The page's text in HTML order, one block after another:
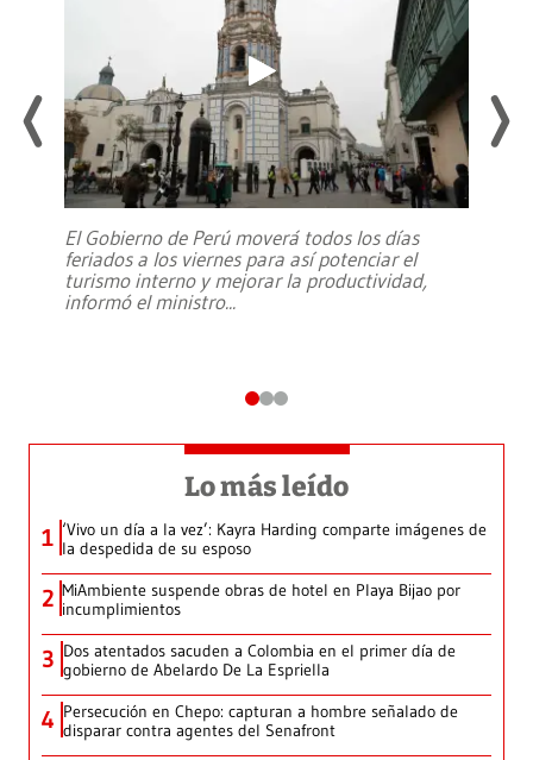
El Gobierno de Perú moverá todos los días
feriados a los viernes para así potenciar el
turismo interno y mejorar la productividad,
informó el ministro...
Lo más leído
1 ‘Vivo un día a la vez’: Kayra Harding comparte imágenes de
la despedida de su esposo
2 MiAmbiente suspende obras de hotel en Playa Bijao por
incumplimientos
3 Dos atentados sacuden a Colombia en el primer día de
gobierno de Abelardo De La Espriella
4 Persecución en Chepo: capturan a hombre señalado de
disparar contra agentes del Senafront